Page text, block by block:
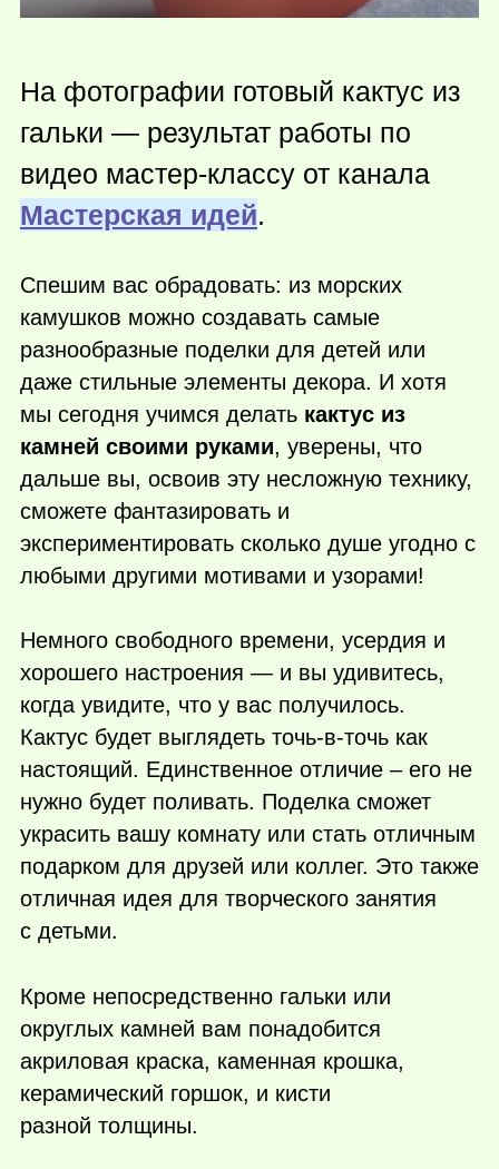
На фотографии готовый кактус из
гальки — результат работы по
видео мастер-классу от канала
Мастерская идей.
Спешим вас обрадовать: из морских
камушков можно создавать самые
разнообразные поделки для детей или
даже стильные элементы декора. И хотя
мы сегодня учимся делать кактус из
камней своими руками, уверены, что
дальше вы, освоив эту несложную технику,
сможете фантазировать и
экспериментировать сколько душе угодно с
любыми другими мотивами и узорами!
Немного свободного времени, усердия и
хорошего настроения — и вы удивитесь,
когда увидите, что у вас получилось.
Кактус будет выглядеть точь-в-точь как
настоящий. Единственное отличие – его не
нужно будет поливать. Поделка сможет
украсить вашу комнату или стать отличным
подарком для друзей или коллег. Это также
отличная идея для творческого занятия
с детьми.
Кроме непосредственно гальки или
округлых камней вам понадобится
акриловая краска, каменная крошка,
керамический горшок, и кисти
разной толщины.